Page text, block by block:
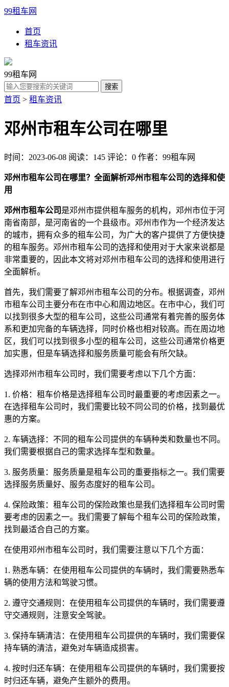
99租车网
首页
租车资讯
99租车网
首页 > 租车资讯
邓州市租车公司在哪里
时间：2023-06-08 阅读：145 评论：0 作者：99租车网
邓州市租车公司在哪里？全面解析邓州市租车公司的选择和使
用
邓州市租车公司 是邓州市提供租车服务的机构，邓州市位于河
南省南部，是河南省的一个县级市。邓州市作为一个经济发达
的城市，拥有众多的租车公司，为广大的客户提供了方便快捷
的租车服务。邓州市租车公司的选择和使用对于大家来说都是
非常重要的，因此本文将对邓州市租车公司的选择和使用进行
全面解析。
首先，我们需要了解邓州市租车公司的分布。根据调查，邓州
市租车公司主要分布在市中心和周边地区。在市中心，我们可
以找到很多大型的租车公司，这些公司通常有着完善的服务体
系和更加完备的车辆选择，同时价格也相对较高。而在周边地
区，我们可以找到很多小型的租车公司，这些公司通常价格更
加实惠，但是车辆选择和服务质量可能会有所欠缺。
选择邓州市租车公司时，我们需要考虑以下几个方面：
1. 价格：租车价格是选择租车公司时最重要的考虑因素之一。
在选择租车公司时，我们需要比较不同公司的价格，找到最优
惠的方案。
2. 车辆选择：不同的租车公司提供的车辆种类和数量也不同。
我们需要根据自己的需求选择车型和数量。
3. 服务质量：服务质量是租车公司的重要指标之一。我们需要
选择服务质量好、服务态度好的租车公司。
4. 保险政策：租车公司的保险政策也是我们选择租车公司时需
要考虑的因素之一。我们需要了解每个租车公司的保险政策，
找到最适合自己的方案。
在使用邓州市租车公司时，我们需要注意以下几个方面：
1. 熟悉车辆：在使用租车公司提供的车辆时，我们需要熟悉车
辆的使用方法和驾驶习惯。
2. 遵守交通规则：在使用租车公司提供的车辆时，我们需要遵
守交通规则，注意安全驾驶。
3. 保持车辆清洁：在使用租车公司提供的车辆时，我们需要保
持车辆的清洁，避免对车辆造成损害。
4. 按时归还车辆：在使用租车公司提供的车辆时，我们需要按
时归还车辆，避免产生额外的费用。